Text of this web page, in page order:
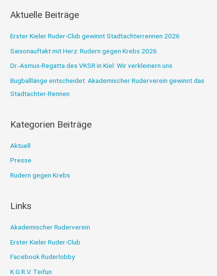
h
n
a
c
h
Aktuelle Beiträge
Erster Kieler Ruder-Club gewinnt Stadtachterrennen 2026
Saisonauftakt mit Herz: Rudern gegen Krebs 2026
Dr.-Asmus-Regatta des VKSR in Kiel: Wir verkleinern uns
Bugballlänge entscheidet: Akademischer Ruderverein gewinnt das
Stadtachter-Rennen
Kategorien Beiträge
Aktuell
Presse
Rudern gegen Krebs
Links
Akademischer Ruderverein
Erster Kieler Ruder-Club
Facebook Ruderlobby
K.G.R.V. Teifun